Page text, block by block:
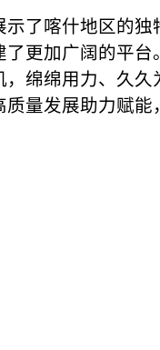
了喀什地区的
更加广阔的平
绵绵用力、久
量发展助力赋能